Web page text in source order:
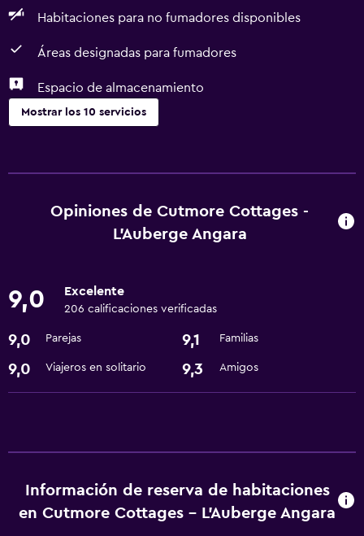
Habitaciones para no fumadores disponibles
Áreas designadas para fumadores
Espacio de almacenamiento
Mostrar los 10 servicios
Habitaciones para no fumadores disponibles
Áreas designadas para fumadores
Nevera
Servicios básicos
Wifi gratis
Aire acondicionado
Baño
Opiniones de Cutmore Cottages -
L'Auberge Angara
9,0 Excelente
206 calificaciones verificadas
9,0 Parejas 9,1 Familias
9,0 Viajeros en solitario 9,3 Amigos
Información de reserva de habitaciones
en Cutmore Cottages - L'Auberge Angara